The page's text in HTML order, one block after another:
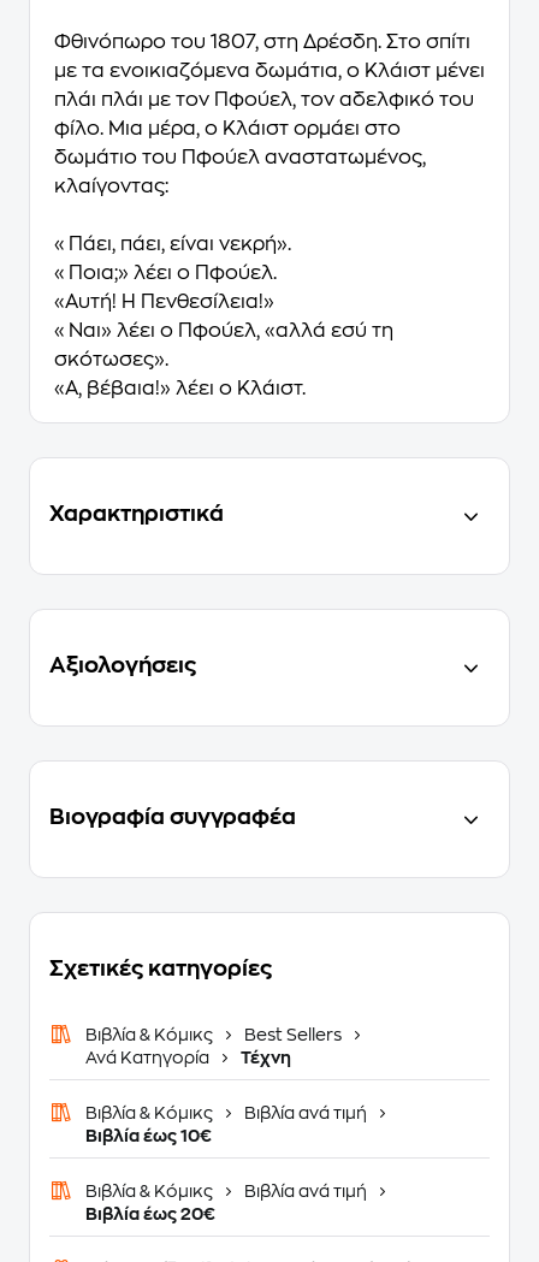
Φθινόπωρο του 1807, στη Δρέσδη. Στο σπίτι
με τα ενοικιαζόμενα δωμάτια, ο Κλάιστ μένει
πλάι πλάι με τον Πφούελ, τον αδελφικό του
φίλο. Μια μέρα, ο Κλάιστ ορμάει στο
δωμάτιο του Πφούελ αναστατωμένος,
κλαίγοντας:
«Πάει, πάει, είναι νεκρή».
«Ποια;» λέει ο Πφούελ.
«Αυτή! Η Πενθεσίλεια!»
«Ναι» λέει ο Πφούελ, «αλλά εσύ τη
σκότωσες».
«Α, βέβαια!» λέει ο Κλάιστ.
Χαρακτηριστικά
Αξιολογήσεις
Βιογραφία συγγραφέα
Σχετικές κατηγορίες
Βιβλία & Κόμικς
Best Sellers
Ανά Κατηγορία
Τέχνη
Βιβλία & Κόμικς
Βιβλία ανά τιμή
Βιβλία έως 10€
Βιβλία & Κόμικς
Βιβλία ανά τιμή
Βιβλία έως 20€